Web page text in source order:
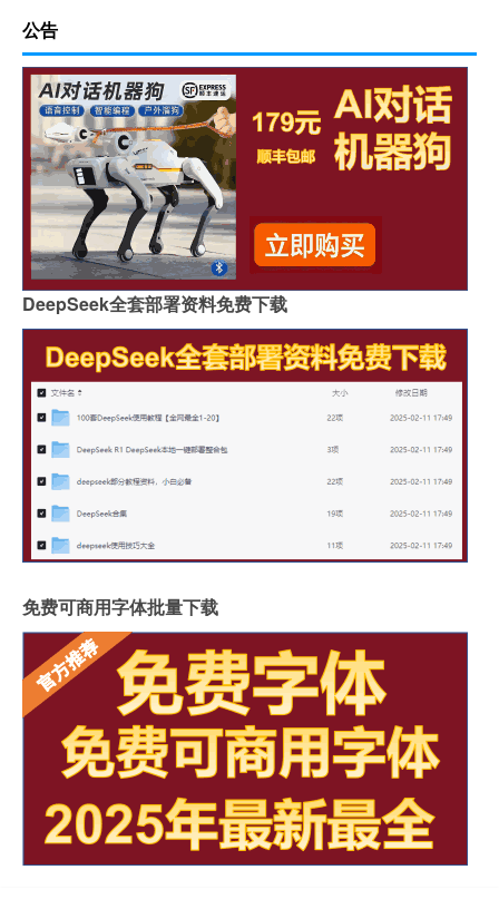
公告
DeepSeek全套部署资料免费下载
免费可商用字体批量下载